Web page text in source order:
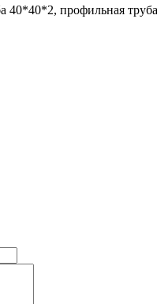
40*40*2, профильная